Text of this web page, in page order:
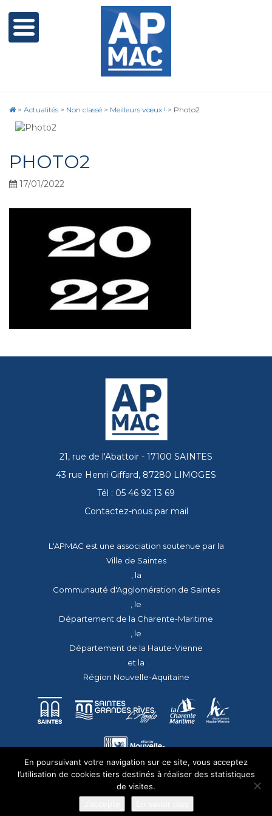
> Actualités > Non classé > Meilleurs vœux ! > Photo2
PHOTO2
17/01/2022
21, rue de l'Abattoir - 17100 SAINTES
43 rue Henri Giffard, 87280 LIMOGES
Tél : 05 46 92 13 69
Contactez-nous par mail
L'APMAC est une association soutenue par la
Ville de Saintes
, la
Communauté d'Agglomération de Saintes
, le
Département de la Charente-Maritime
, le
Département de la Haute-Vienne
et la
Région Nouvelle-Aquitaine
© 2026 - Tous droits réservés - apmac.fr - réalisation :
En poursuivant votre navigation sur ce site, vous acceptez
l’utilisation de cookies tiers destinés à réaliser des statistiques
de visites.